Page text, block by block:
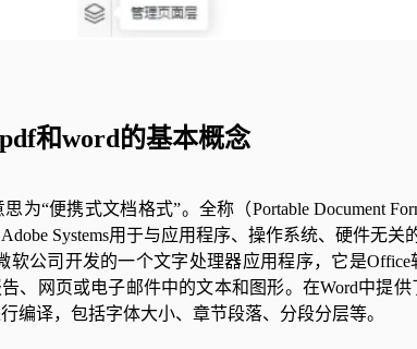
和word的基本概念
为“便携式文档格式”。全称（Portable Document
Systems用于与应用程序、操作系统、硬件无关
公司开发的一个文字处理器应用程序，它是Office
、网页或电子邮件中的文本和图形。在Word中提
编译，包括字体大小、章节段落、分段分层等。